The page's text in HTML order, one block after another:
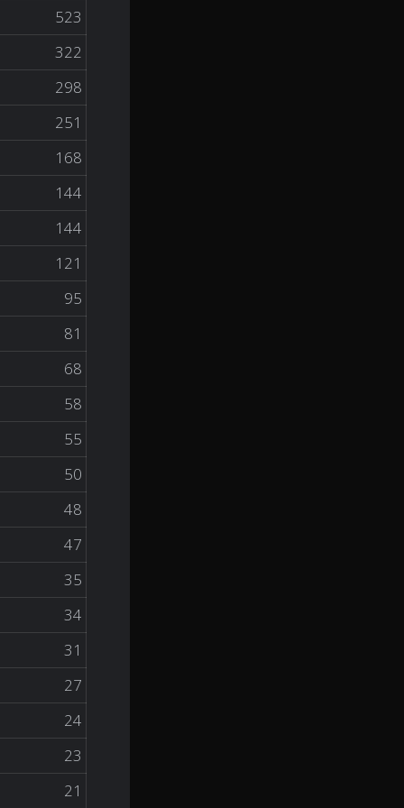
523
322
298
251
168
144
144
121
95
81
68
58
55
50
48
47
35
34
31
27
24
23
21